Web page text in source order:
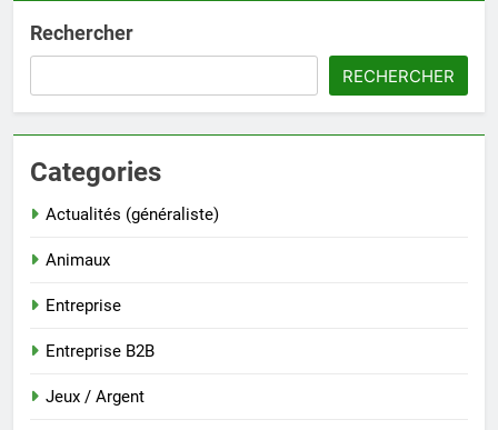
Rechercher
RECHERCHER
Categories
Actualités (généraliste)
Animaux
Entreprise
Entreprise B2B
Jeux / Argent